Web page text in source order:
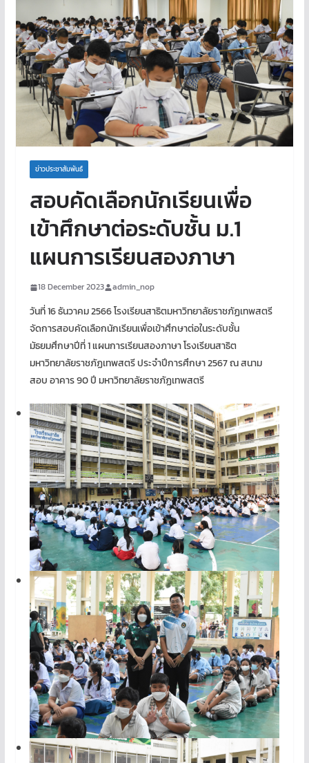
ข่าวประชาสัมพันธ์
สอบคัดเลือกนักเรียนเพื่อ
เข้าศึกษาต่อระดับชั้น ม.1
แผนการเรียนสองภาษา
18 December 2023 admin_nop
วันที่ 16 ธันวาคม 2566 โรงเรียนสาธิตมหาวิทยาลัยราชภัฏเทพสตรี
จัดการสอบคัดเลือกนักเรียนเพื่อเข้าศึกษาต่อในระดับชั้น
มัธยมศึกษาปีที่ 1 แผนการเรียนสองภาษา โรงเรียนสาธิต
มหาวิทยาลัยราชภัฏเทพสตรี ประจำปีการศึกษา 2567 ณ สนาม
สอบ อาคาร 90 ปี มหาวิทยาลัยราชภัฏเทพสตรี